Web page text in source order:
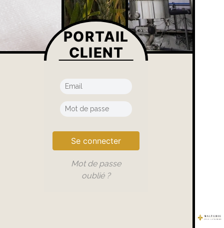
PORTAIL
CLIENT
Se connecter
Mot de passe
oublié ?